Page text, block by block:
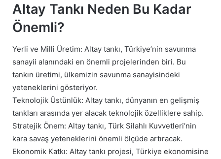
Altay Tankı Neden Bu Kadar
Önemli?
Yerli ve Milli Üretim: Altay tankı, Türkiye’nin savunma
sanayii alanındaki en önemli projelerinden biri. Bu
tankın üretimi, ülkemizin savunma sanayisindeki
yeteneklerini gösteriyor.
Teknolojik Üstünlük: Altay tankı, dünyanın en gelişmiş
tankları arasında yer alacak teknolojik özelliklere sahip.
Stratejik Önem: Altay tankı, Türk Silahlı Kuvvetleri’nin
kara savaş yeteneklerini önemli ölçüde artıracak.
Ekonomik Katkı: Altay tankı projesi, Türkiye ekonomisine